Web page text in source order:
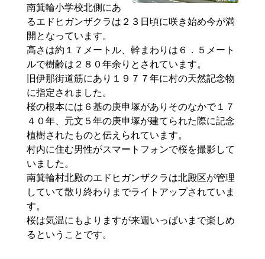
南箕輪小学校北側にあ
るエドヒガンザクラは２３日頃に咲き始め今が満
開となっています。
高さは約１７メートル、幹まわりは６．５メート
ルで樹齢は２８０年余りとされています。
旧伊那街道筋にあり１９７７年に村の天然記念物
に指定されました。
桜の根本には６基の庚申塚がありそのなかで１７
４０年、元文５年の庚申塚が建てられた際に記念
植樹されたものと伝えられています。
村内に住む男性がスマートフォンで桜を撮影して
いました。
南箕輪村北殿のエドヒガンザクラは北殿区が管理
していて散り終わりまでライトアップされていま
す。
桜は気温にもよりますが来週いっぱいまで楽しめ
るということです。